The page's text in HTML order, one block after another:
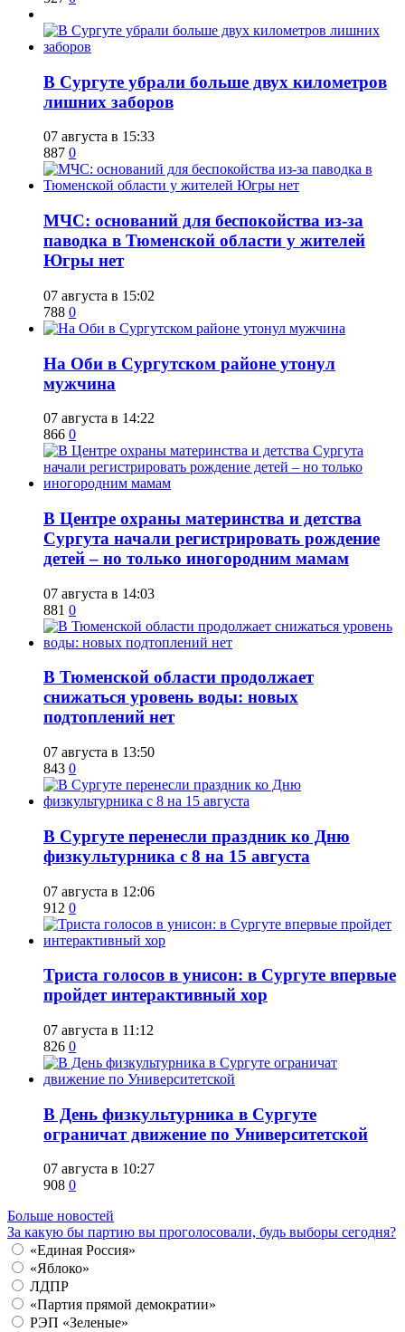
​В Сургуте убрали больше двух километров
лишних заборов
07 августа в 15:33
887 0
​МЧС: оснований для беспокойства из-за
паводка в Тюменской области у жителей
Югры нет
07 августа в 15:02
788 0
​На Оби в Сургутском районе утонул
мужчина
07 августа в 14:22
866 0
​В Центре охраны материнства и детства
Сургута начали регистрировать рождение
детей – но только иногородним мамам
07 августа в 14:03
881 0
​В Тюменской области продолжает
снижаться уровень воды: новых
подтоплений нет
07 августа в 13:50
843 0
​В Сургуте перенесли праздник ко Дню
физкультурника с 8 на 15 августа
07 августа в 12:06
912 0
​Триста голосов в унисон: в Сургуте впервые
пройдет интерактивный хор
07 августа в 11:12
826 0
​В День физкультурника в Сургуте
ограничат движение по Университетской
07 августа в 10:27
908 0
Больше новостей
За какую бы партию вы проголосовали, будь выборы сегодня?
«Единая Россия»
«Яблоко»
ЛДПР
«Партия прямой демократии»
РЭП «Зеленые»